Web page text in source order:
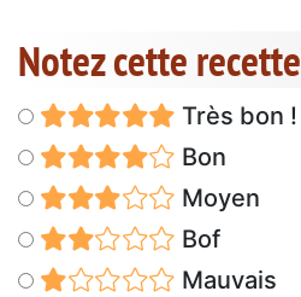
Notez cette recette
Très bon !
Bon
Moyen
Bof
Mauvais